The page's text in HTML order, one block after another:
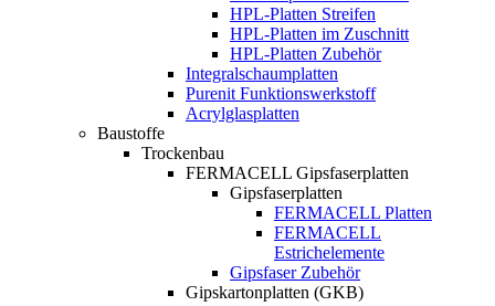
HPL-Platten Streifen
HPL-Platten im Zuschnitt
HPL-Platten Zubehör
Integralschaumplatten
Purenit Funktionswerkstoff
Acrylglasplatten
Baustoffe
Trockenbau
FERMACELL Gipsfaserplatten
Gipsfaserplatten
FERMACELL Platten
FERMACELL
Estrichelemente
Gipsfaser Zubehör
Gipskartonplatten (GKB)